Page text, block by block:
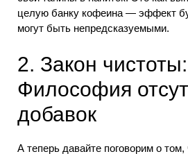
целую банку кофеина — эффект
могут быть непредсказуемыми.
2. Закон чистоты:
Философия
добавок
А теперь давайте поговорим о том,